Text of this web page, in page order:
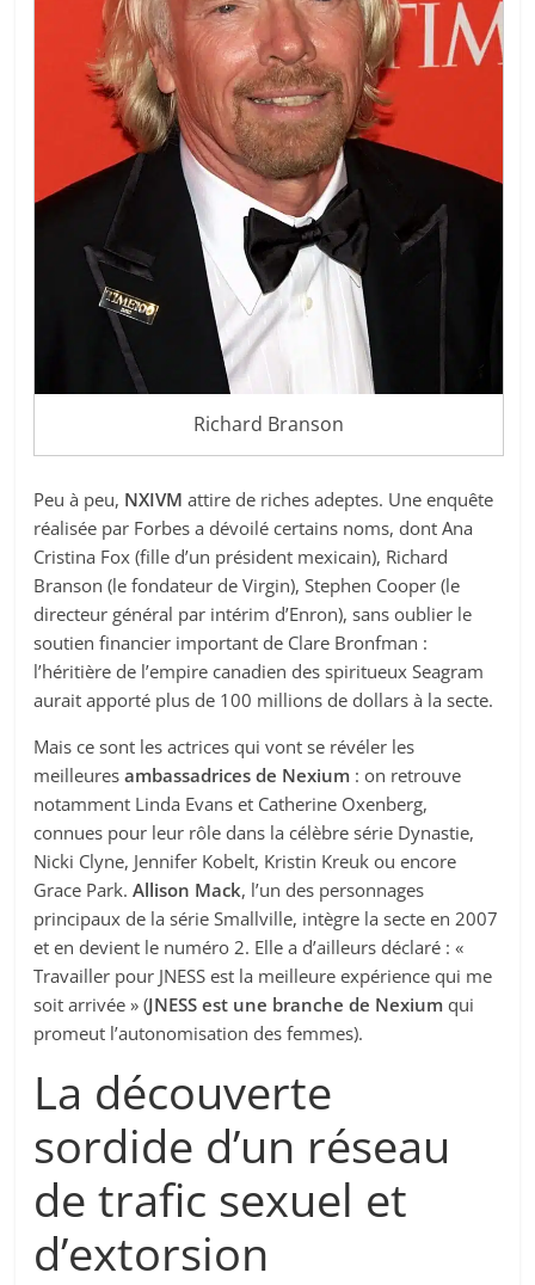
Richard Branson
Peu à peu, NXIVM attire de riches adeptes. Une enquête
réalisée par Forbes a dévoilé certains noms, dont Ana
Cristina Fox (fille d’un président mexicain), Richard
Branson (le fondateur de Virgin), Stephen Cooper (le
directeur général par intérim d’Enron), sans oublier le
soutien financier important de Clare Bronfman :
l’héritière de l’empire canadien des spiritueux Seagram
aurait apporté plus de 100 millions de dollars à la secte.
Mais ce sont les actrices qui vont se révéler les
meilleuresambassadrices de Nexium : on retrouve
notamment Linda Evans et Catherine Oxenberg,
connues pour leur rôle dans la célèbre série Dynastie,
Nicki Clyne, Jennifer Kobelt, Kristin Kreuk ou encore
Grace Park.Allison Mack, l’un des personnages
principaux de la série Smallville, intègre la secte en 2007
et en devient le numéro 2. Elle a d’ailleurs déclaré : «
Travailler pour JNESS est la meilleure expérience qui me
soit arrivée » (JNESS est une branche de Nexium qui
promeut l’autonomisation des femmes).
La découverte
sordide d’un réseau
de trafic sexuel et
d’extorsion